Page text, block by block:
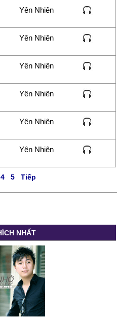
Yên Nhiên
Yên Nhiên
Yên Nhiên
Yên Nhiên
Yên Nhiên
Yên Nhiên
4 5 Tiếp
NHẤT